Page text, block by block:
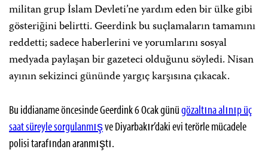
militan grup İslam Devleti’ne yardım eden bir ülke gibi
gösteriğini belirtti. Geerdink bu suçlamaların tamamını
reddetti; sadece haberlerini ve yorumlarını sosyal
medyada paylaşan bir gazeteci olduğunu söyledi. Nisan
ayının sekizinci gününde yargıç karşısına çıkacak.
Bu iddianame öncesinde Geerdink 6 Ocak günügözaltına alınıp üç
saat süreyle sorgulanmışve Diyarbakır’daki evi terörle mücadele
polisi tarafından aranmıştı.